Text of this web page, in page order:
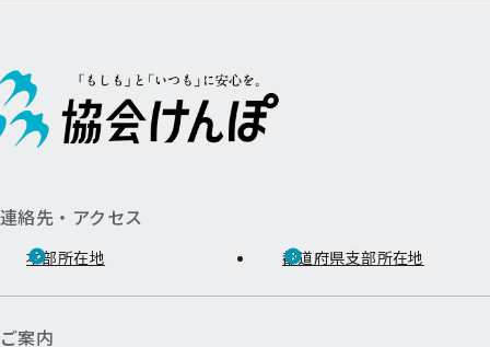
連絡先・アクセス
本部所在地 都道府県支部所在地
ご案内